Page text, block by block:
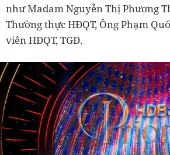
như Madam Nguyễn Thị Phương
Thường thực HĐQT, Ông Phạm
viên HĐQT, TGĐ.